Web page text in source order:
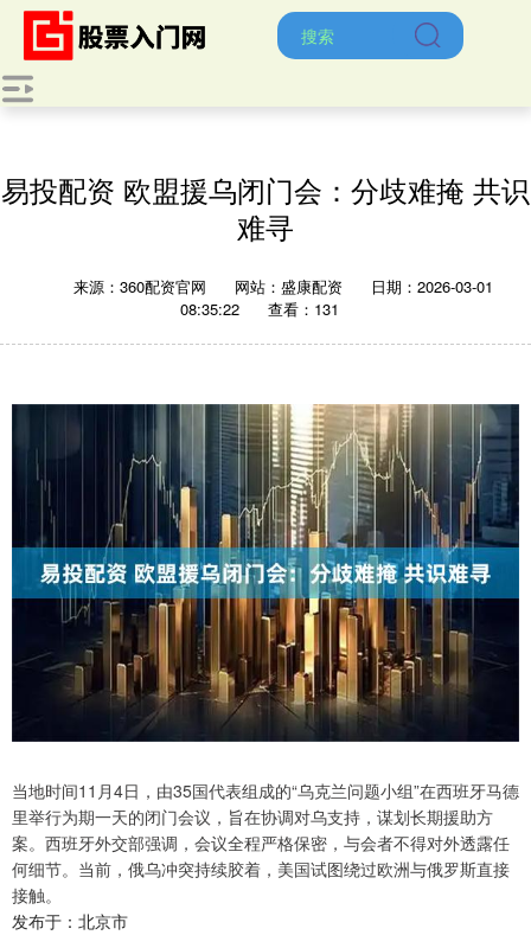
易投配资 欧盟援乌闭门会：分歧难掩 共识
难寻
来源：360配资官网 网站：盛康配资
日期：2026-03-01
08:35:22
查看：131
当地时间11月4日，由35国代表组成的“乌克兰问题小组”在西班牙马德
里举行为期一天的闭门会议，旨在协调对乌支持，谋划长期援助方
案。西班牙外交部强调，会议全程严格保密，与会者不得对外透露任
何细节。当前，俄乌冲突持续胶着，美国试图绕过欧洲与俄罗斯直接
接触。
发布于：北京市